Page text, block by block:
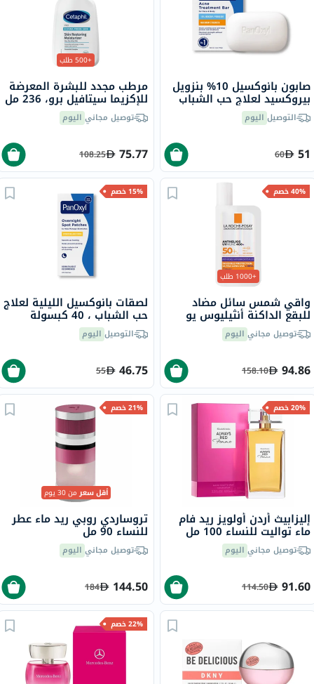
صابون بانوكسيل 10% بنزويل
بيروكسيد لعلاج حب الشباب
للوجه والجسم 113 جرام
التوصيل اليوم
51
60
+500 طلب
مرطب مجدد للبشرة المعرضة
للإكزيما سيتافيل برو، 236 مل
توصيل مجاني اليوم
75.77
108.25
40% خصم
+1000 طلب
واقي شمس سائل مضاد
للبقع الداكنة أنثيليوس يو
في مون 400 لاروش بوزيه،
عامل حماية 50+ - 50 مل
توصيل مجاني اليوم
94.86
158.10
15% خصم
لصقات بانوكسيل الليلية لعلاج
حب الشباب ، 40 كبسولة
التوصيل اليوم
46.75
55
20% خصم
إليزابيث أردن أولويز ريد فام
ماء تواليت للنساء 100 مل
توصيل مجاني اليوم
91.60
114.50
21% خصم
أقل سعرمن 30 يوم
تروساردي روبي ريد ماء عطر
للنساء 90 مل
توصيل مجاني اليوم
144.50
184
22% خصم